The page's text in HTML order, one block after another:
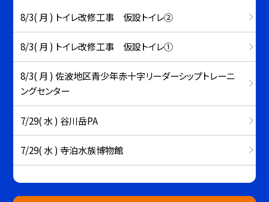
8/3( 月 ) トイレ改修工事 仮設トイレ②
8/3( 月 ) トイレ改修工事 仮設トイレ①
8/3( 月 ) 佐波地区青少年赤十字リーダーシップトレーニ
ングセンター
7/29( 水 ) 谷川岳PA
7/29( 水 ) 寺泊水族博物館